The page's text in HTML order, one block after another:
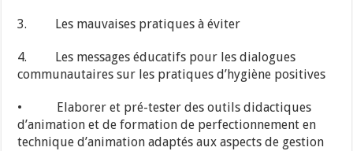
3. Les mauvaises pratiques à éviter
4. Les messages éducatifs pour les dialogues
communautaires sur les pratiques d’hygiène positives
• Elaborer et pré-tester des outils didactiques
d’animation et de formation de perfectionnement en
technique d’animation adaptés aux aspects de gestion